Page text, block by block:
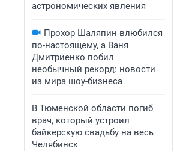
астрономических явления
Прохор Шаляпин влюбился
по-настоящему, а Ваня
Дмитриенко побил
необычный рекорд: новости
из мира шоу-бизнеса
В Тюменской области погиб
врач, который устроил
байкерскую свадьбу на весь
Челябинск